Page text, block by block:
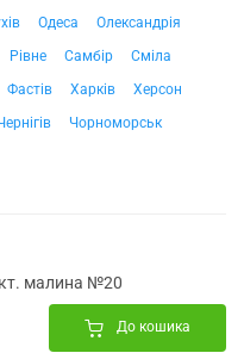
Одеса
Олександрія
Рівне Самбір
Сміла
Фастів Харків
Херсон
Чорноморськ
малина №20
До кошика